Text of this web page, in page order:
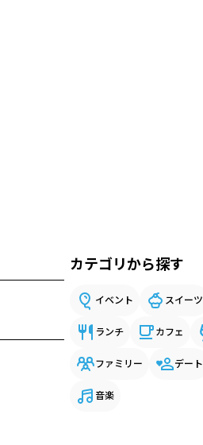
カテゴリから探す
イベント スイーツ
ランチ カフェ
ファミリー デート
音楽